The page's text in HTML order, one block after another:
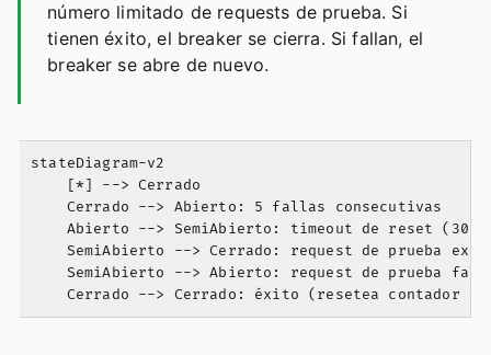
número limitado de requests de prueba. Si
tienen éxito, el breaker se cierra. Si fallan, el
breaker se abre de nuevo.
stateDiagram-v2
    [*] --> Cerrado
    Cerrado --> Abierto: 5 fallas consecutivas
Abierto --> SemiAbierto: timeout de reset
SemiAbierto --> Cerrado: request de prueba
SemiAbierto --> Abierto: request de prueba